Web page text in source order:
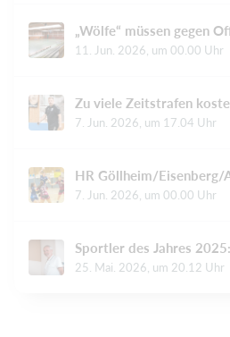
11. Jun. 2026, um 00.00 Uhr
7. Jun. 2026, um 17.04 Uhr
7. Jun. 2026, um 00.00 Uhr
25. Mai. 2026, um 20.12 Uhr